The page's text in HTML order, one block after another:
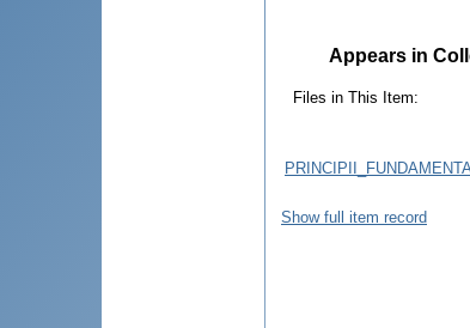
Appears in
Files in This Item:
Show full item record